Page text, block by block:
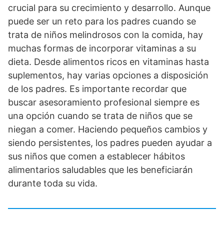
crucial para su crecimiento y desarrollo. Aunque
puede ser un reto para los padres cuando se
trata de niños melindrosos con la comida, hay
muchas formas de incorporar vitaminas a su
dieta. Desde alimentos ricos en vitaminas hasta
suplementos, hay varias opciones a disposición
de los padres. Es importante recordar que
buscar asesoramiento profesional siempre es
una opción cuando se trata de niños que se
niegan a comer. Haciendo pequeños cambios y
siendo persistentes, los padres pueden ayudar a
sus niños que comen a establecer hábitos
alimentarios saludables que les beneficiarán
durante toda su vida.